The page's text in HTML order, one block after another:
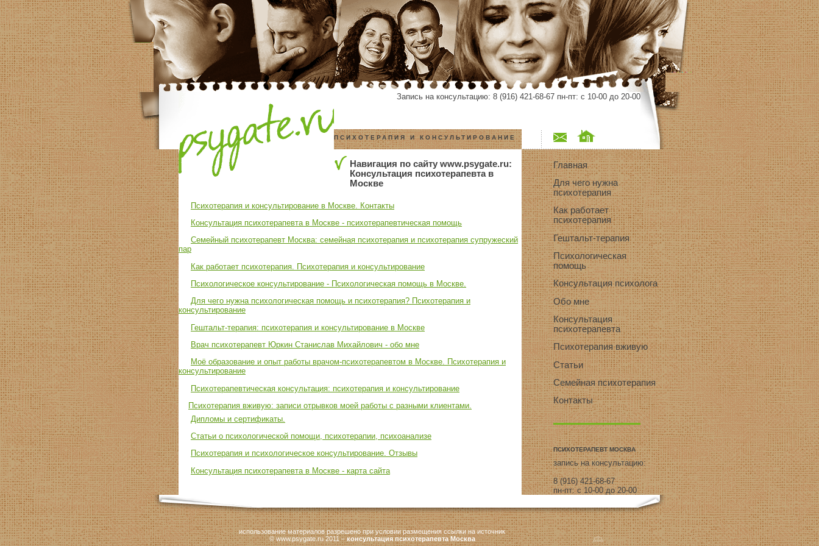
Запись на консультацию: 8 (916) 421-68-67 пн-пт: с 10-00 до 20-00
ПСИХОТЕРАПИЯ И КОНСУЛЬТИРОВАНИЕ
Навигация по сайту www.psygate.ru:
Консультация психотерапевта в
Москве
Психотерапия и консультирование в Москве. Контакты
Консультация психотерапевта в Москве - психотерапевтическая помощь
Семейный психотерапевт Москва: семейная психотерапия и психотерапия супружеский
пар
Как работает психотерапия. Психотерапия и консультирование
Психологическое консультирование - Психологическая помощь в Москве.
Для чего нужна психологическая помощь и психотерапия? Психотерапия и
консультирование
Гештальт-терапия: психотерапия и консультирование в Москве
Врач психотерапевт Юркин Станислав Михайлович - обо мне
Моё образование и опыт работы врачом-психотерапевтом в Москве. Психотерапия и
консультирование
Психотерапевтическая консультация: психотерапия и консультирование
Психотерапия вживую: записи отрывков моей работы с разными клиентами.
Дипломы и сертификаты.
Статьи о психологической помощи, психотерапии, психоанализе
Психотерапия и психологическое консультирование. Отзывы
Консультация психотерапевта в Москве - карта сайта
Главная
Для чего нужна
психотерапия
Как работает
психотерапия
Гештальт-терапия
Психологическая
помощь
Консультация психолога
Обо мне
Консультация
психотерапевта
Психотерапия вживую
Статьи
Семейная психотерапия
Контакты
ПСИХОТЕРАПЕВТ МОСКВА
запись на консультацию:
8 (916) 421-68-67
пн-пт: с 10-00 до 20-00
использование материалов разрешено при условии размещения ссылки на источник
© www.psygate.ru 2011 –консультация психотерапевта Москва